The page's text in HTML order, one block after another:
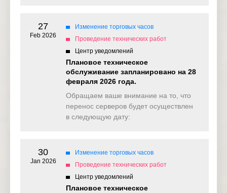
27
Feb 2026
Изменение торговых часов
Проведение технических работ
Центр уведомлений
Плановое техническое
обслуживание запланировано на 28
февраля 2026 года.
Обращаем ваше внимание на то, что
перенос серверов будет осуществлен
в следующую дату:
30
Jan 2026
Изменение торговых часов
Проведение технических работ
Центр уведомлений
Плановое техническое